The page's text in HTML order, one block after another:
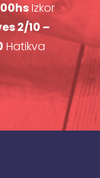
Izkor
2/10 –
Hatikva